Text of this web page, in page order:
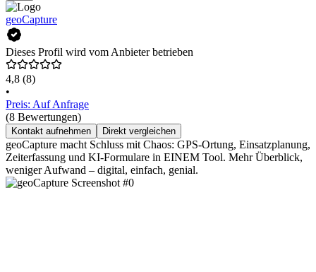
geoCapture
Dieses Profil wird vom Anbieter betrieben
4,8 (8)
•
Preis: Auf Anfrage
(8 Bewertungen)
Kontakt aufnehmen Direkt vergleichen
geoCapture macht Schluss mit Chaos: GPS-Ortung, Einsatzplanung,
Zeiterfassung und KI-Formulare in EINEM Tool. Mehr Überblick,
weniger Aufwand – digital, einfach, genial.